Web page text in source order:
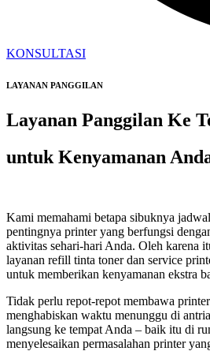
KONSULTASI
LAYANAN PANGGILAN
Layanan Panggilan Ke
untuk Kenyamanan
Kami memahami betapa sibuknya
pentingnya printer yang berfungsi
aktivitas sehari-hari Anda. Oleh karena
layanan refill tinta toner dan service
untuk memberikan kenyamanan ekstra
Tidak perlu repot-repot membawa
menghabiskan waktu menunggu di
langsung ke tempat Anda – baik itu di
menyelesaikan permasalahan printer